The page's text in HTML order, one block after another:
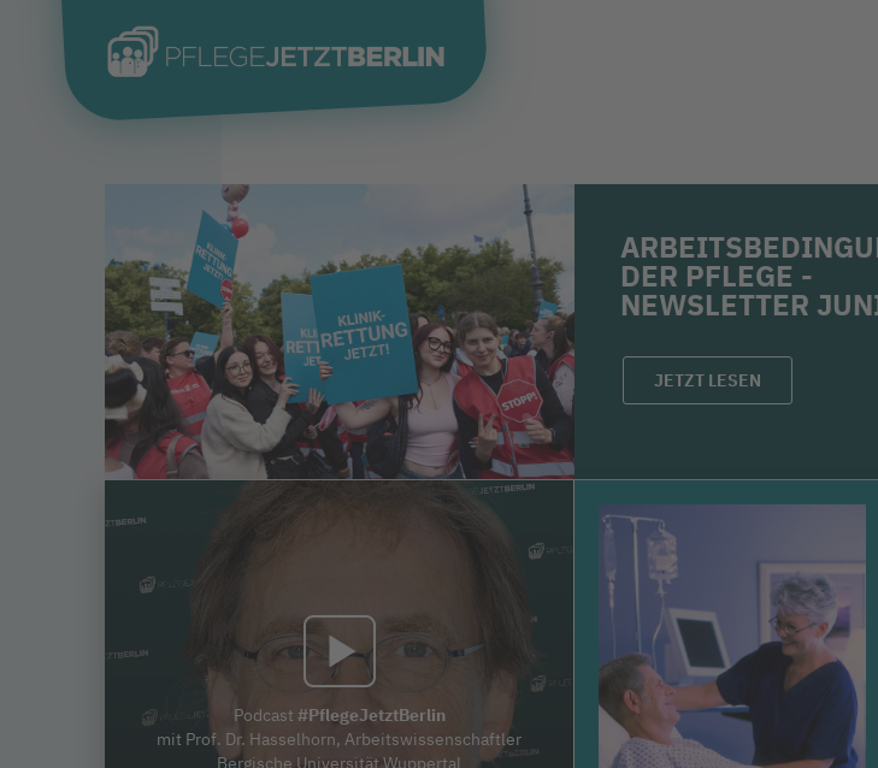
DER PFLEGE -
NEWSLETTER
JETZT LESEN
Podcast #PflegeJetztBerlin
mit Prof. Dr. Hasselhorn, Arbeitswissenschaftler
Bergische Universität Wuppertal